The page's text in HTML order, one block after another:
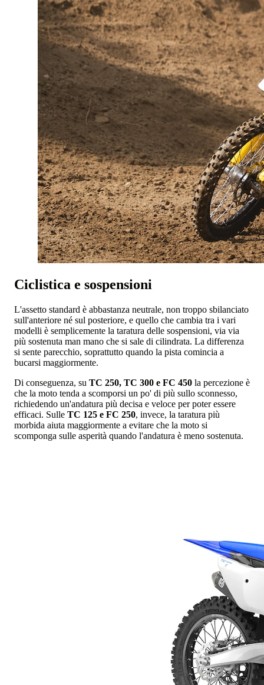
Ciclistica e sospensioni
L'assetto standard è abbastanza neutrale, non troppo sbilanciato
sull'anteriore né sul posteriore, e quello che cambia tra i vari
modelli è semplicemente la taratura delle sospensioni, via via
più sostenuta man mano che si sale di cilindrata. La differenza
si sente parecchio, soprattutto quando la pista comincia a
bucarsi maggiormente.
Di conseguenza, su TC 250, TC 300 e FC 450 la percezione è
che la moto tenda a scomporsi un po' di più sullo sconnesso,
richiedendo un'andatura più decisa e veloce per poter essere
efficaci. Sulle TC 125 e FC 250, invece, la taratura più
morbida aiuta maggiormente a evitare che la moto si
scomponga sulle asperità quando l'andatura è meno sostenuta.